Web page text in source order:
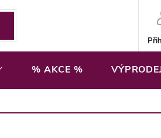
% AKCE %